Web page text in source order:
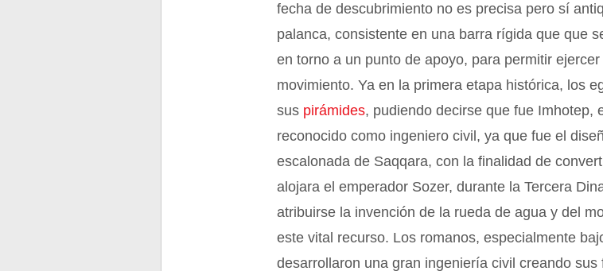
fecha de descubrimiento no es precisa pero sí
palanca, consistente en una barra rígida que que
en torno a un punto de apoyo, para permitir
movimiento. Ya en la primera etapa histórica, los
sus pirámides, pudiendo decirse que fue Imhotep,
reconocido como ingeniero civil, ya que fue el
escalonada de Saqqara, con la finalidad de
alojara el emperador Sozer, durante la Tercera
atribuirse la invención de la rueda de agua y del
este vital recurso. Los romanos, especialmente
desarrollaron una gran ingeniería civil creando sus